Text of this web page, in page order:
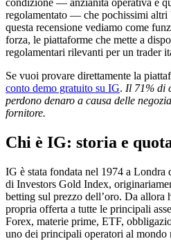
regolamentato — che pochissimi altri
questa recensione vediamo come
forza, le piattaforme che mette a
regolamentari rilevanti per un trader
Se vuoi provare direttamente la
conto demo gratuito su IG. Il 71% di
perdono denaro a causa delle
fornitore.
Chi è IG: storia e
IG è stata fondata nel 1974 a Londra
di Investors Gold Index,
betting sul prezzo dell’oro. Da allora
propria offerta a tutte le principali
Forex, materie prime, ETF,
uno dei principali operatori al mondo